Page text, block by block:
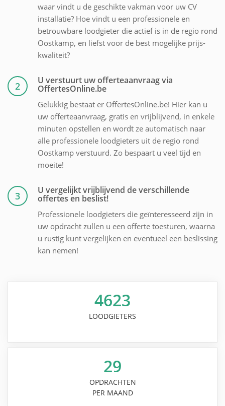
waar vindt u de geschikte vakman voor uw CV
installatie? Hoe vindt u een professionele en
betrouwbare loodgieter die actief is in de regio rond
Oostkamp, en liefst voor de best mogelijke prijs-
kwaliteit?
2 U verstuurt uw offerteaanvraag via
OffertesOnline.be
Gelukkig bestaat er OffertesOnline.be! Hier kan u
uw offerteaanvraag, gratis en vrijblijvend, in enkele
minuten opstellen en wordt ze automatisch naar
alle professionele loodgieters uit de regio rond
Oostkamp verstuurd. Zo bespaart u veel tijd en
moeite!
3 U vergelijkt vrijblijvend de verschillende
offertes en beslist!
Professionele loodgieters die geïnteresseerd zijn in
uw opdracht zullen u een offerte toesturen, waarna
u rustig kunt vergelijken en eventueel een beslissing
kan nemen!
4623
LOODGIETERS
29
OPDRACHTEN
PER MAAND